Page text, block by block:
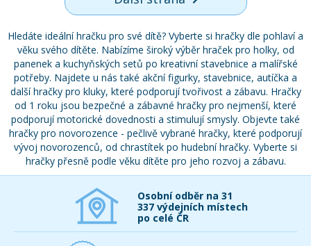
Hledáte ideální hračku pro své dítě? Vyberte si hračky dle pohlaví a
věku svého dítěte. Nabízíme široký výběr hraček pro holky, od
panenek a kuchyňských setů po kreativní stavebnice a malířské
potřeby. Najdete u nás také akční figurky, stavebnice, autíčka a
další hračky pro kluky, které podporují tvořivost a zábavu. Hračky
od 1 roku jsou bezpečné a zábavné hračky pro nejmenší, které
podporují motorické dovednosti a stimulují smysly. Objevte také
hračky pro novorozence - pečlivě vybrané hračky, které podporují
vývoj novorozenců, od chrastítek po hudební hračky. Vyberte si
hračky přesně podle věku dítěte pro jeho rozvoj a zábavu.
Osobní odběr na 31
337 výdejních místech
po celé ČR